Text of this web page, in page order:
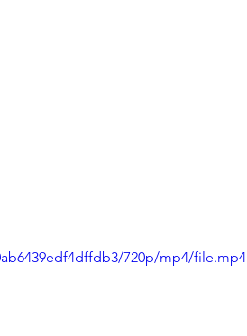
720p/mp4/file.mp4